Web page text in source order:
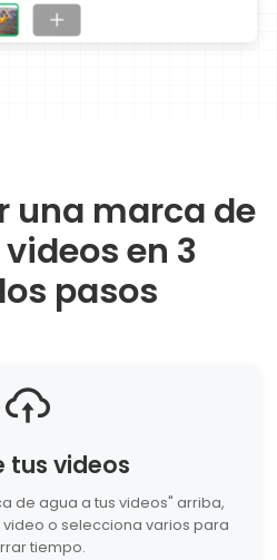
una marca de
en 3
pasos
tus videos
de agua a tus videos" arriba,
o selecciona varios para
tiempo.